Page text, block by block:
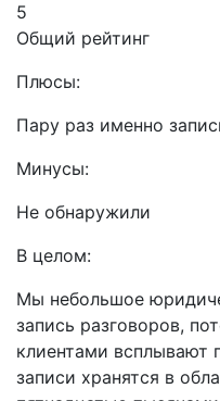
5
Общий рейтинг
Плюсы:
Пару раз именно
Минусы:
Не обнаружили
В целом:
Мы небольшое
запись разговоров,
клиентами всплывают
записи хранятся в